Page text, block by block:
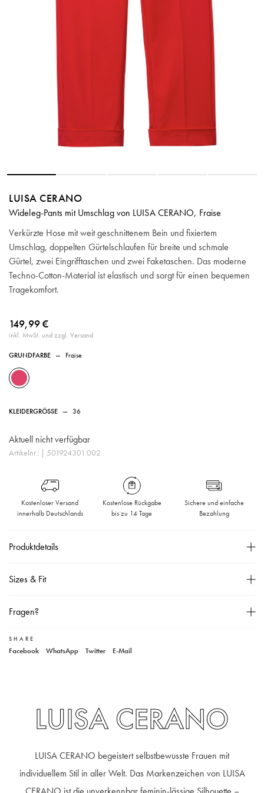
LUISA CERANO
Wideleg-Pants mit Umschlag von LUISA CERANO, Fraise
Verkürzte Hose mit weit geschnittenem Bein und fixiertem
Umschlag, doppelten Gürtelschlaufen für breite und schmale
Gürtel, zwei Eingrifftaschen und zwei Faketaschen. Das moderne
Techno-Cotton-Material ist elastisch und sorgt für einen bequemen
Tragekomfort.
149,99 €
inkl. MwSt. und zzgl. Versand
GRUNDFARBE — Fraise
KLEIDERGRÖSSE — 36
Aktuell nicht verfügbar
Artikelnr.: | 501924301.002
Kostenloser Versand
innerhalb Deutschlands
Kostenlose Rückgabe
bis zu 14 Tage
Sichere und einfache
Bezahlung
Produktdetails
30° Wäsche,
Sizes & Fit
Fragen?
Unser Kundenservice
SHARE
Facebook WhatsApp Twitter E-Mail
LUISA CERANO
LUISA CERANO begeistert selbstbewusste Frauen mit
individuellem Stil in aller Welt. Das Markenzeichen von LUISA